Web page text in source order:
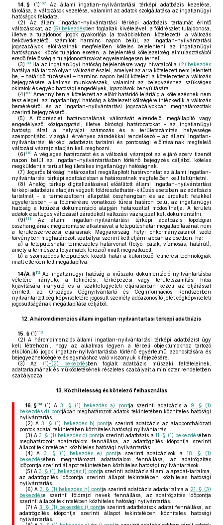
14. § (1) 107Az állami ingatlan-nyilvántartási térképi adatbázis kezelése,
tárolása, a változások vezetése, valamint az adatok szolgáltatása az ingatlanügyi
hatóságok feladata.
(2) Az állami ingatlan-nyilvántartási térképi adatbázis tartalmát érintő
változásokat, az (5) bekezdésben foglaltak kivételével, a földrészlet tulajdonosa,
illetve a tulajdonosi jogok gyakorlója (a továbbiakban: kötelezett), a változás
bekövetkeztétől számított harminc napon belül, az ingatlan-nyilvántartási
jogszabályok előírásainak megfelelően köteles bejelenteni az ingatlanügyi
hatóságnak. Közös tulajdon esetén, a bejelentési kötelezettség elmulasztásából
eredő felelősség a tulajdonostársakat egyetemlegesen terheli.
(3) 108 Ha az ingatlanügyi hatóság bejelentésre vagy hivatalból a (2) bekezdés
hatálya alá tartozó olyan változást észlel, amelyet az arra kötelezett nem jelentett
be, – határidő tűzésével – harminc napon belül kötelezi a kötelezettet a változás
bejegyzésére alkalmas munkarészek, valamint az bejegyzéshez szükséges
okiratok és egyéb hatósági engedélyek, igazolások benyújtására.
(4) 109 Amennyiben a kötelezett az előírt határidő lejártáig a kötelezésnek nem
tesz eleget, az ingatlanügyi hatóság a kötelezett költségére intézkedik a változás
beméréséről és az ingatlan-nyilvántartási jogszabályokban meghatározottak
szerinti bejegyzéséről.
(5) A földrészlet határvonalának változását elrendelő, megállapító vagy
engedélyező közigazgatási, illetve bírósági határozatokat – az ingatlanügyi
hatóság által a helyrajzi számozás és a területszámítás helyessége
szempontjából vizsgált, érvényes záradékkal rendelkező – az állami ingatlan-
nyilvántartási térképi adatbázis tartalmi és pontossági előírásainak megfelelő
változási vázrajz alapján kell meghozni.
(6) 110 A végleges határozatot és a változási vázrajzot az eljáró szerv tizenöt
napon belül az ingatlan-nyilvántartásban történő bejegyzés céljából köteles
megküldeni a területileg illetékes ingatlanügyi hatóságnak.
(7) Jogerős bírósági határozattal megállapított határvonalat az állami ingatlan-
nyilvántartási térképi adatbázisban a határozatnak megfelelően kell feltüntetni.
(8) Analóg térkép digitalizálásával előállított állami ingatlan-nyilvántartási
térképi adatbázis alapján végzett földrészlethatár-kitűzés esetében az adatbázis
tartalmát – a természetbeni állapottal összhangban és az érdekelt felekkel
egyetértésben – a földmérésre vonatkozó tűrési határon belül az ingatlanügyi
hatóság a kitűzési dokumentáció alapján határozattal módosíthatja. A területi
adatok esetleges változását záradékolt változási vázrajzzal kell dokumentálni.
(9) 111
Az állami ingatlan-nyilvántartási térképi adatbázis topológiai
összhangjának megteremtése alkalmával a településhatár megállapításánál nem
a területszervezési eljárásnak Magyarország helyi önkormányzatairól szóló
törvényben meghatározott szabályai szerint kell eljárni abban az esetben, ha:
a) a településhatár természetes határvonal (folyó, patak, vízmosás, határút),
amely a természeti folyamatok (erózió) miatt megváltozott;
b) a szomszédos települések közötti határ a különböző felmérési technológiák
miatt eltérően lett megállapítva.
14/A. §112 Az ingatlanügyi hatóság a műszaki dokumentáció nyilvántartásba
vételére irányuló, a felmérési, térképezési vagy területszámítási hiba
kijavítására irányuló és a szakfelügyeleti eljárásaiban kezeli az eljárással
érintett, az Országos Cégnyilvántartó és Céginformációs Rendszerben
nyilvántartott cég képviseletére jogosult személy adóazonosító jelét cégképviseleti
jogosultságának megállapítása céljából.
12. A háromdimenziós állami ingatlan-nyilvántartási térképi adatbázis
15. § (1) 113
(2) A háromdimenziós állami ingatlan-nyilvántartási térképi adatbázist úgy
kell létrehozni, hogy az alkalmas legyen a térbeli objektumokhoz tartozó
elkülönülő jogok ingatlan-nyilvántartásba történő egyértelmű azonosítására és
bejegyezhetőségére és egymáshoz való viszonyuk kifejezésére.
(3) Az (1)–(2) bekezdésben foglalt adatbázis műszaki feltételeinek,
adattartalmának és működtetésének részletes szabályait a miniszter rendeletben
szabályozza.
13. Közhitelesség és kötelező felhasználás
16. §114 (1) A3. § (1) bekezdés a) pontja szerinti adatbázis a
9. § (1)
bekezdés d) pontjában meghatározott adatok tekintetében közhiteles hatósági
nyilvántartás.
(2) A3. § (1) bekezdés b) pontja szerinti adatbázis az alapponthálózati
pontok adatai tekintetében közhiteles hatósági nyilvántartás.
(3) A3. § (1) bekezdés c) pontja szerinti adatbázis a11. § (1) bekezdésében
meghatározott adattartalom fennállása, az adatrögzítés időpontja szerinti
állapot tekintetében közhiteles hatósági nyilvántartás.
(4) A3. § (1) bekezdés e) pontja szerinti adatbázisok a18. § (1)
bekezdésében meghatározott adattartalom fennállása, az adatrögzítés
időpontja szerinti állapot tekintetében közhiteles hatósági nyilvántartások.
(5) A 3. § (1) bekezdés f) pontja szerinti adatbázis állami alapadat-tartalma,
az adatrögzítés időpontja szerinti állapot tekintetében közhiteles hatósági
nyilvántartás.
(6) A 3. § (1) bekezdés h) pontja szerinti adatbázis adattartalma a 21. § (3)
bekezdése szerinti földrajzi nevek fennállása, az adatrögzítés időpontja
szerinti állapot tekintetében közhiteles hatósági nyilvántartás.
(7) A3. § (1) bekezdés i) pontja szerinti adatbázisok adatai fennállása, az
adatrögzítés időpontja szerinti állapot tekintetében közhiteles hatósági
nyilvántartás.